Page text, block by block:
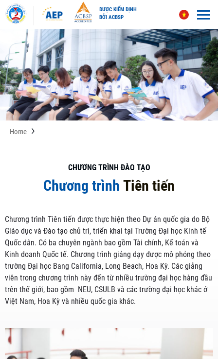
content
ĐƯỢC KIỂM ĐỊNH
BỞI ACBSP
Home
CHƯƠNG TRÌNH ĐÀO TẠO
Chương trình Tiên tiến
Chương trình Tiên tiến được thực hiện theo Dự án quốc gia do Bộ
Giáo dục và Đào tạo chủ trì, triển khai tại Trường Đại học Kinh tế
Quốc dân. Có ba chuyên ngành bao gồm Tài chính, Kế toán và
Kinh doanh Quốc tế. Chương trình giảng dạy được mô phỏng theo
trường Đại học Bang California, Long Beach, Hoa Kỳ. Các giảng
viên trong chương trình này đến từ nhiều trường đại học hàng đầu
trên thế giới, bao gồm NEU, CSULB và các trường đại học khác ở
Việt Nam, Hoa Kỳ và nhiều quốc gia khác.